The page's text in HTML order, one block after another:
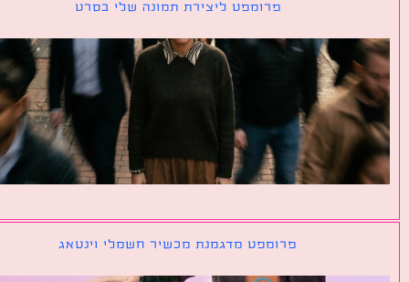
פרומפט ליצירת תמונה שלי בסרט
פרומפט מדגמנת מכשיר חשמלי וינטאג